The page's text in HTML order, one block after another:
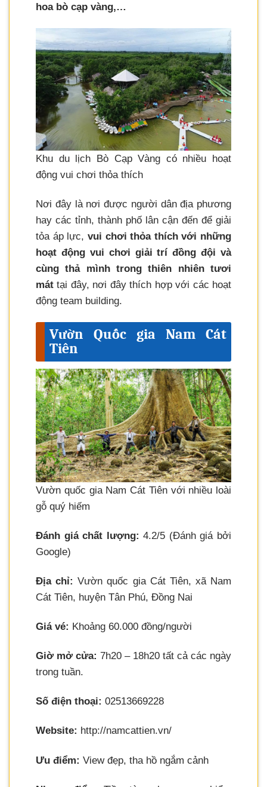
hoa bò cạp vàng,…
Khu du lịch Bò Cạp Vàng có nhiều hoạt
động vui chơi thỏa thích
Nơi đây là nơi được người dân địa phương
hay các tỉnh, thành phố lân cận đến để giải
tỏa áp lực, vui chơi thỏa thích với những
hoạt động vui chơi giải trí đồng đội và
cùng thả mình trong thiên nhiên tươi
mát tại đây, nơi đây thích hợp với các hoạt
động team building.
Vườn Quốc gia Nam Cát
Tiên
Vườn quốc gia Nam Cát Tiên với nhiều loài
gỗ quý hiếm
Đánh giá chất lượng: 4.2/5 (Đánh giá bởi
Google)
Địa chỉ: Vườn quốc gia Cát Tiên, xã Nam
Cát Tiên, huyện Tân Phú, Đồng Nai
Giá vé: Khoảng 60.000 đồng/người
Giờ mở cửa: 7h20 – 18h20 tất cả các ngày
trong tuần.
Số điện thoại: 02513669228
Website: http://namcattien.vn/
Ưu điểm: View đẹp, tha hồ ngắm cảnh